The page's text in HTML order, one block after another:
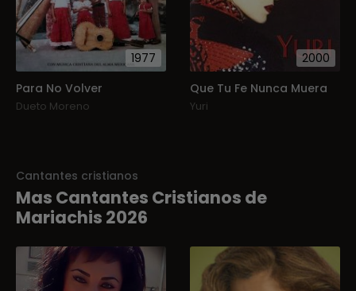
1977
Para No Volver
Dueto Moreno
2000
Que Tu Fe Nunca Muera
Yuri
Cantantes cristianos
Mas Cantantes Cristianos de
Mariachis 2026